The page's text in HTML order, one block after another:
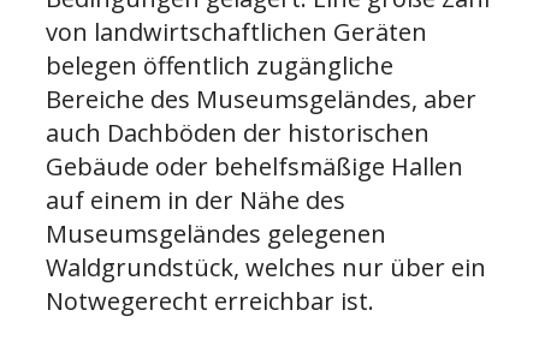
von landwirtschaftlichen Geräten
belegen öffentlich zugängliche
Bereiche des Museumsgeländes, aber
auch Dachböden der historischen
Gebäude oder behelfsmäßige Hallen
auf einem in der Nähe des
Museumsgeländes gelegenen
Waldgrundstück, welches nur über ein
Notwegerecht erreichbar ist.